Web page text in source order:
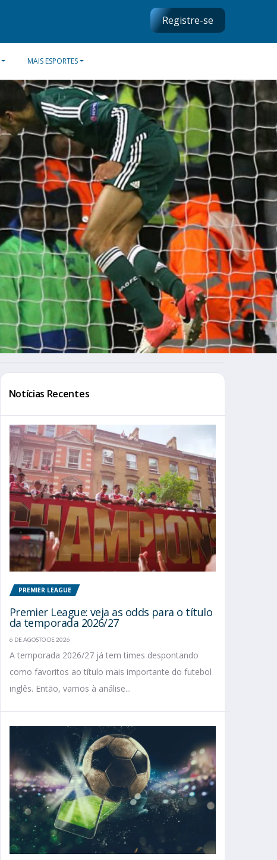
Registre-se
MAIS ESPORTES
Notícias Recentes
PREMIER LEAGUE
Premier League: veja as odds para o título
da temporada 2026/27
6 DE AGOSTO DE 2026
A temporada 2026/27 já tem times despontando
como favoritos ao título mais importante do futebol
inglês. Então, vamos à análise...